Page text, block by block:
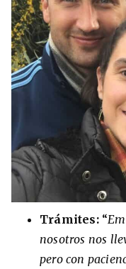
Trámites:“
nosotros nos
pero con